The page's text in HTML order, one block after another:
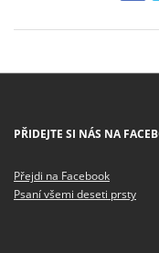
PŘIDEJTE SI NÁS NA
Přejdi na Facebook
Psaní všemi deseti prsty